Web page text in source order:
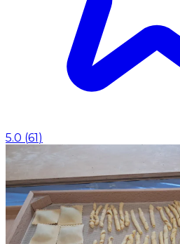
5.0 (61)